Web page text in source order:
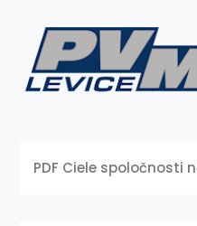
PDF Ciele spoločnosti